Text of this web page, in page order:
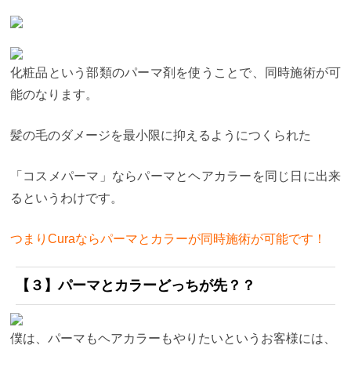
化粧品という部類のパーマ剤を使うことで、同時施術が可
能のなります。
髪の毛のダメージを最小限に抑えるようにつくられた
「コスメパーマ」ならパーマとヘアカラーを同じ日に出来
るというわけです。
つまりCuraならパーマとカラーが同時施術が可能です！
【３】パーマとカラーどっちが先？？
僕は、パーマもヘアカラーもやりたいというお客様には、